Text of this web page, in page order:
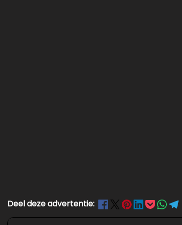
Deel deze advertentie: